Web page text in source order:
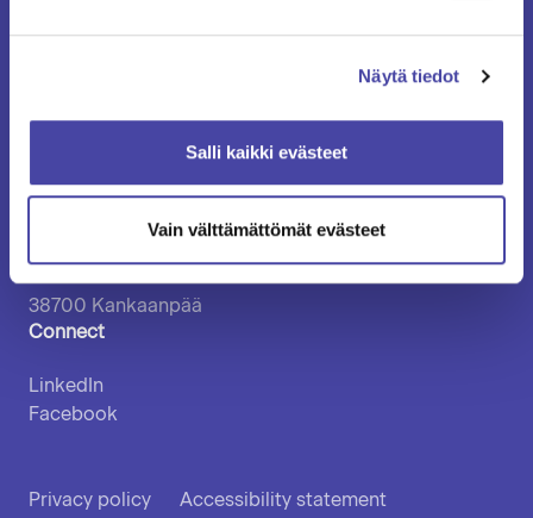
Näytä tiedot
Salli kaikki evästeet
Vain välttämättömät evästeet
vatajankoski@vatajankoski.fi
Postal address
PL12
38700 Kankaanpää
Connect
LinkedIn
Facebook
Privacy policy
Accessibility statement